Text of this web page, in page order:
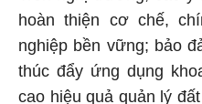
hoàn thiện cơ chế,
nghiệp bền vững; bảo
thúc đẩy ứng dụng
cao hiệu quả quản lý